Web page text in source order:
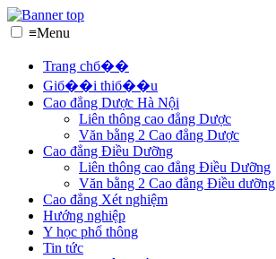
≡Menu
Trang chб��
Giб��i thiб��u
Cao đẳng Dược Hà Nội
Liên thông cao đẳng Dược
Văn bằng 2 Cao đẳng Dược
Cao đẳng Điều Dưỡng
Liên thông cao đẳng Điều Dưỡng
Văn bằng 2 Cao đẳng Điều dưỡng
Cao đẳng Xét nghiệm
Hướng nghiệp
Y học phổ thông
Tin tức